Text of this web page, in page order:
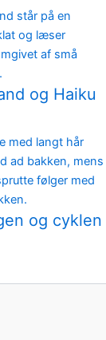
og Haiku
og cyklen